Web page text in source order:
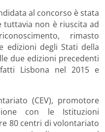
al concorso è stata
tuttavia non è riuscita ad
rimasto
edizioni degli Stati della
due edizioni precedenti
Lisbona nel 2015 e
(CEV), promotore
con le Istituzioni
80 centri di volontariato